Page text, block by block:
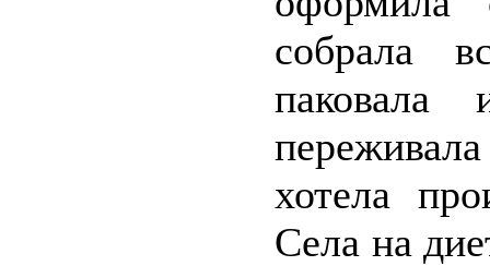
собрала
паковала
хотела
Села на